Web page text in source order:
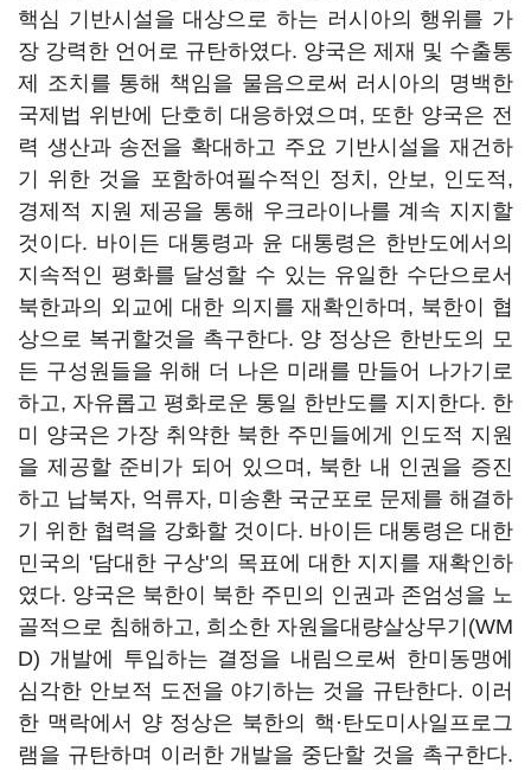
핵심 기반시설을 대상으로 하는 러시아의 행위를 가
장 강력한 언어로 규탄하였다. 양국은 제재 및 수출통
제 조치를 통해 책임을 물음으로써 러시아의 명백한
국제법 위반에 단호히 대응하였으며, 또한 양국은 전
력 생산과 송전을 확대하고 주요 기반시설을 재건하
기 위한 것을 포함하여필수적인 정치, 안보, 인도적,
경제적 지원 제공을 통해 우크라이나를 계속 지지할
것이다. 바이든 대통령과 윤 대통령은 한반도에서의
지속적인 평화를 달성할 수 있는 유일한 수단으로서
북한과의 외교에 대한 의지를 재확인하며, 북한이 협
상으로 복귀할것을 촉구한다. 양 정상은 한반도의 모
든 구성원들을 위해 더 나은 미래를 만들어 나가기로
하고, 자유롭고 평화로운 통일 한반도를 지지한다. 한
미 양국은 가장 취약한 북한 주민들에게 인도적 지원
을 제공할 준비가 되어 있으며, 북한 내 인권을 증진
하고 납북자, 억류자, 미송환 국군포로 문제를 해결하
기 위한 협력을 강화할 것이다. 바이든 대통령은 대한
민국의 '담대한 구상'의 목표에 대한 지지를 재확인하
였다. 양국은 북한이 북한 주민의 인권과 존엄성을 노
골적으로 침해하고, 희소한 자원을대량살상무기(WM
D) 개발에 투입하는 결정을 내림으로써 한미동맹에
심각한 안보적 도전을 야기하는 것을 규탄한다. 이러
한 맥락에서 양 정상은 북한의 핵·탄도미사일프로그
램을 규탄하며 이러한 개발을 중단할 것을 촉구한다.